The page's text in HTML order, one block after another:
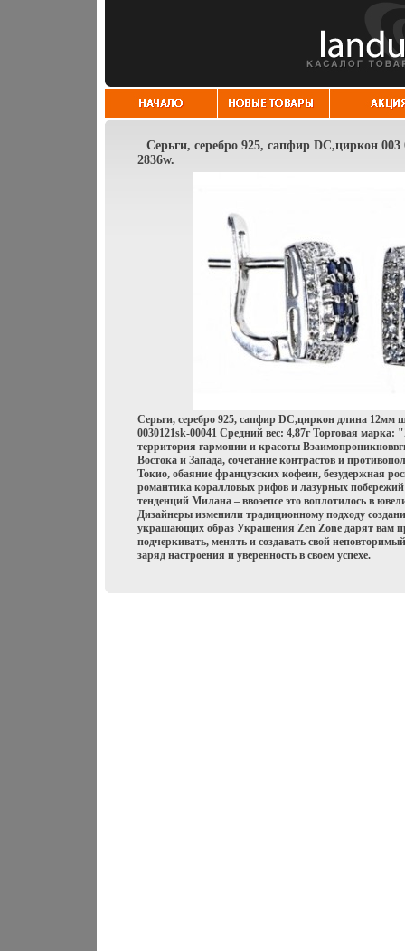
Серьги, серебро 925, сапфир DC,циркон 003
2836w.
Серьги, серебро 925, сапфир DC,циркон длина
0030121sk-00041 Средний вес: 4,87г Торговая марка:
территория гармонии и красоты
Востока и Запада, сочетание контрастов и
Токио, обаяние французских кофеин, безудержная
романтика коралловых рифов и лазурных
тенденций Милана – ввоэепсе это воплотилось в
Дизайнеры изменили традиционному подходу
украшающих образ Украшения Zen Zone дарят вам
подчеркивать, менять и создавать свой
заряд настроения и уверенность в своем успехе.